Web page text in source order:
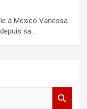
à Mexico Vanessa
sa…